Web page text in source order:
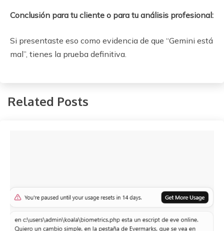
Conclusión para tu cliente o para tu análisis profesional:
Si presentaste eso como evidencia de que “Gemini está
mal”, tienes la prueba definitiva.
Related Posts